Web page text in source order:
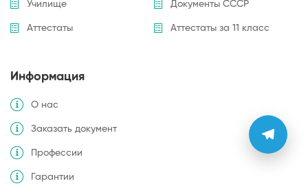
Училище Документы СССР
Аттестаты Аттестаты за 11 класс
Информация
О нас
Заказать документ
Профессии
Гарантии